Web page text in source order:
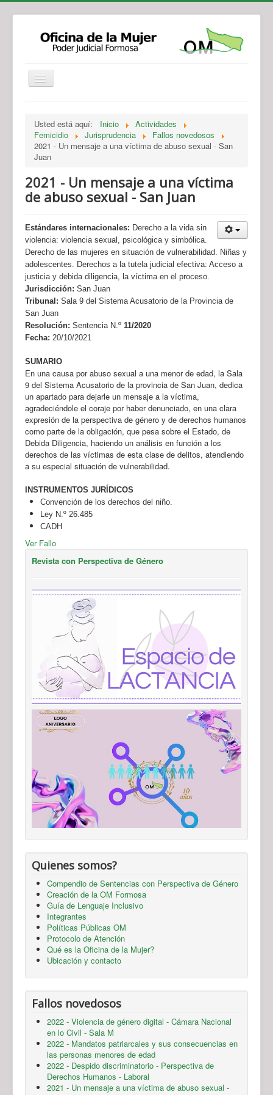
Legislación
Novedades
Recursos y Servicios de Atención
Contacto
Usted está aquí: Inicio
Actividades
Femicidio
Jurisprudencia
Fallos novedosos
2021 - Un mensaje a una víctima de abuso sexual - San
Juan
2021 - Un mensaje a una víctima
de abuso sexual - San Juan
Estándares internacionales: Derecho a la vida sin
violencia: violencia sexual, psicológica y simbólica.
Derecho de las mujeres en situación de vulnerabilidad. Niñas y
adolescentes. Derechos a la tutela judicial efectiva: Acceso a
justicia y debida diligencia, la víctima en el proceso.
Jurisdicción: San Juan
Tribunal: Sala 9 del Sistema Acusatorio de la Provincia de
San Juan
Resolución: Sentencia N.º 11/2020
Fecha: 20/10/2021
SUMARIO
En una causa por abuso sexual a una menor de edad, la Sala
9 del Sistema Acusatorio de la provincia de San Juan, dedica
un apartado para dejarle un mensaje a la víctima,
agradeciéndole el coraje por haber denunciado, en una clara
expresión de la perspectiva de género y de derechos humanos
como parte de la obligación, que pesa sobre el Estado, de
Debida Diligencia, haciendo un análisis en función a los
derechos de las víctimas de esta clase de delitos, atendiendo
a su especial situación de vulnerabilidad.
INSTRUMENTOS JURÍDICOS
Convención de los derechos del niño.
Ley N.º 26.485
CADH
Ver Fallo
Revista con Perspectiva de Género
Quienes somos?
Compendio de Sentencias con Perspectiva de Género
Creación de la OM Formosa
Guía de Lenguaje Inclusivo
Integrantes
Políticas Públicas OM
Protocolo de Atención
Qué es la Oficina de la Mujer?
Ubicación y contacto
Fallos novedosos
2022 - Violencia de género digital - Cámara Nacional
en lo Civil - Sala M
2022 - Mandatos patriarcales y sus consecuencias en
las personas menores de edad
2022 - Despido discriminatorio - Perspectiva de
Derechos Humanos - Laboral
2021 - Un mensaje a una víctima de abuso sexual -